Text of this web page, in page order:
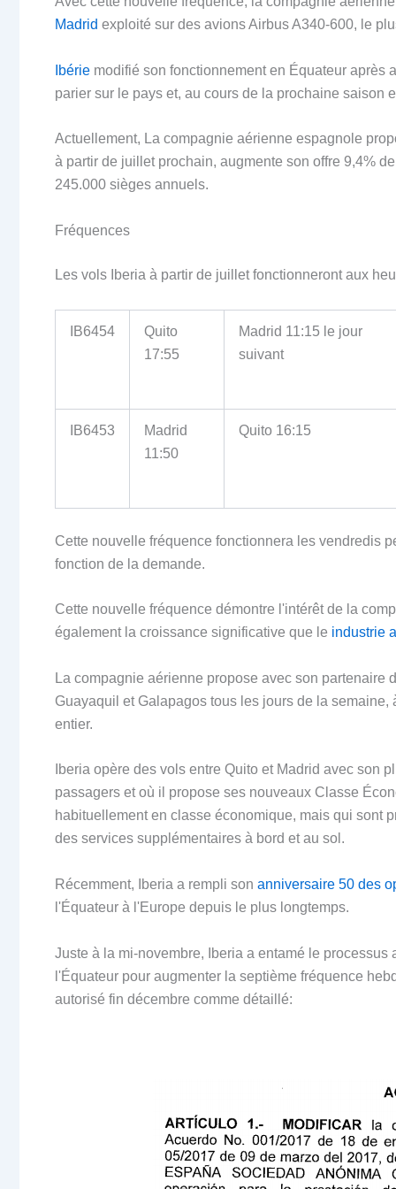
Madrid exploité sur des avions Airbus A340-600, le
Ibérie modifié son fonctionnement en Équateur après
parier sur le pays et, au cours de la prochaine
Actuellement, La compagnie aérienne espagnole
à partir de juillet prochain, augmente son offre 9,4%
245.000 sièges annuels.
Fréquences
Les vols Iberia à partir de juillet fonctionneront aux
IB6454
Quito
17:55
Madrid 11:15 le jour
suivant
IB6453
Madrid
11:50
Quito 16:15
Cette nouvelle fréquence fonctionnera les vendredis
fonction de la demande.
Cette nouvelle fréquence démontre l'intérêt de la
également la croissance significative que le industrie
La compagnie aérienne propose avec son partenaire
Guayaquil et Galapagos tous les jours de la
entier.
Iberia opère des vols entre Quito et Madrid avec son
passagers et où il propose ses nouveaux Classe
habituellement en classe économique, mais qui sont
des services supplémentaires à bord et au sol.
Récemment, Iberia a rempli son anniversaire 50 des
l'Équateur à l'Europe depuis le plus longtemps.
Juste à la mi-novembre, Iberia a entamé le
l'Équateur pour augmenter la septième fréquence
autorisé fin décembre comme détaillé: